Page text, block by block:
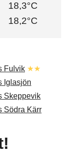
18,3°C
18,2°C
Fulvik ★★
Iglasjön
Skeppevik
Södra Kärr